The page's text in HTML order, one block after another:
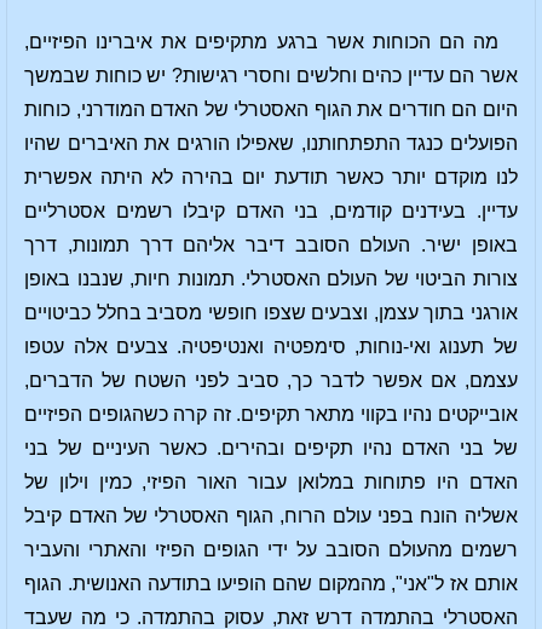
מה הם הכוחות אשר ברגע מתקיפים את איברינו הפיזיים,
אשר הם עדיין כהים וחלשים וחסרי רגישות? יש כוחות שבמשך
היום הם חודרים את הגוף האסטרלי של האדם המודרני, כוחות
הפועלים כנגד התפתחותנו, שאפילו הורגים את האיברים שהיו
לנו מוקדם יותר כאשר תודעת יום בהירה לא היתה אפשרית
עדיין. בעידנים קודמים, בני האדם קיבלו רשמים אסטרליים
באופן ישיר. העולם הסובב דיבר אליהם דרך תמונות, דרך
צורות הביטוי של העולם האסטרלי. תמונות חיות, שנבנו באופן
אורגני בתוך עצמן, וצבעים שצפו חופשי מסביב בחלל כביטויים
של תענוג ואי-נוחות, סימפטיה ואנטיפטיה. צבעים אלה עטפו
עצמם, אם אפשר לדבר כך, סביב לפני השטח של הדברים,
אובייקטים נהיו בקווי מתאר תקיפים. זה קרה כשהגופים הפיזיים
של בני האדם נהיו תקיפים ובהירים. כאשר העיניים של בני
האדם היו פתוחות במלואן עבור האור הפיזי, כמין וילון של
אשליה הונח בפני עולם הרוח, הגוף האסטרלי של האדם קיבל
רשמים מהעולם הסובב על ידי הגופים הפיזי והאתרי והעביר
אותם אז ל"אני", מהמקום שהם הופיעו בתודעה האנושית. הגוף
האסטרלי בהתמדה דרש זאת, עסוק בהתמדה. כי מה שעבד